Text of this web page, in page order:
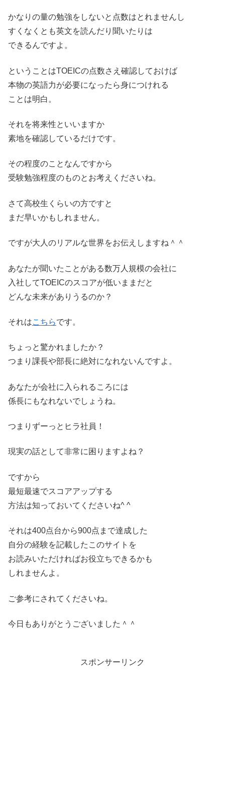
かなりの量の勉強をしないと点数はとれませんし
すくなくとも英文を読んだり聞いたりは
できるんですよ。
ということはTOEICの点数さえ確認しておけば
本物の英語力が必要になったら身につけれる
ことは明白。
それを将来性といいますか
素地を確認しているだけです。
その程度のことなんですから
受験勉強程度のものとお考えくださいね。
さて高校生くらいの方ですと
まだ早いかもしれません。
ですが大人のリアルな世界をお伝えしますね＾＾
あなたが聞いたことがある数万人規模の会社に
入社してTOEICのスコアが低いままだと
どんな未来がありうるのか？
それはこちらです。
ちょっと驚かれましたか？
つまり課長や部長に絶対になれないんですよ。
あなたが会社に入られるころには
係長にもなれないでしょうね。
つまりずーっとヒラ社員！
現実の話として非常に困りますよね？
ですから
最短最速でスコアアップする
方法は知っておいてくださいね^ ^
それは400点台から900点まで達成した
自分の経験を記載したこのサイトを
お読みいただければお役立ちできるかも
しれませんよ。
ご参考にされてくださいね。
今日もありがとうございました＾＾
スポンサーリンク